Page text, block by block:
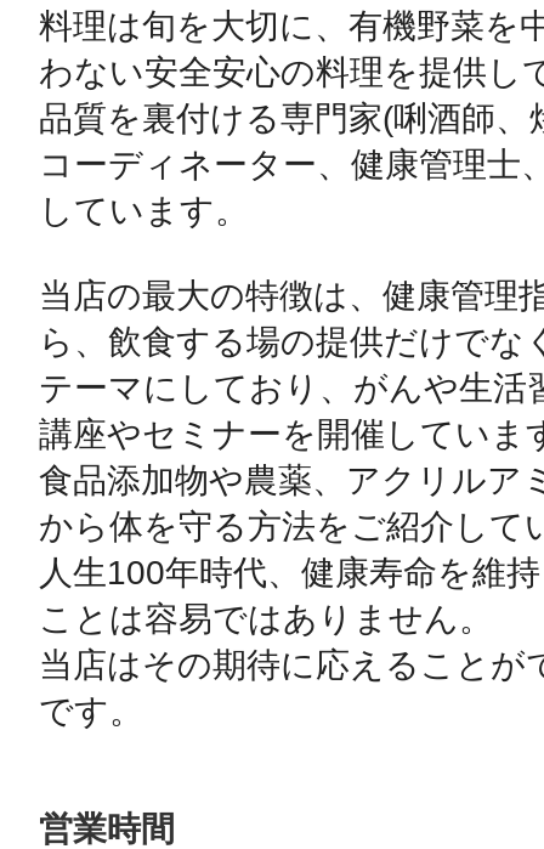
料理は旬を大切に、有機野菜を
わない安全安心の料理を提供し
品質を裏付ける専門家(唎酒師
コーディネーター、健康管理士
しています。
当店の最大の特徴は、健康管理
ら、飲食する場の提供だけでな
テーマにしており、がんや生活
講座やセミナーを開催していま
食品添加物や農薬、アクリルア
から体を守る方法をご紹介して
人生100年時代、健康寿命を維
ことは容易ではありません。
当店はその期待に応えることが
です。
営業時間